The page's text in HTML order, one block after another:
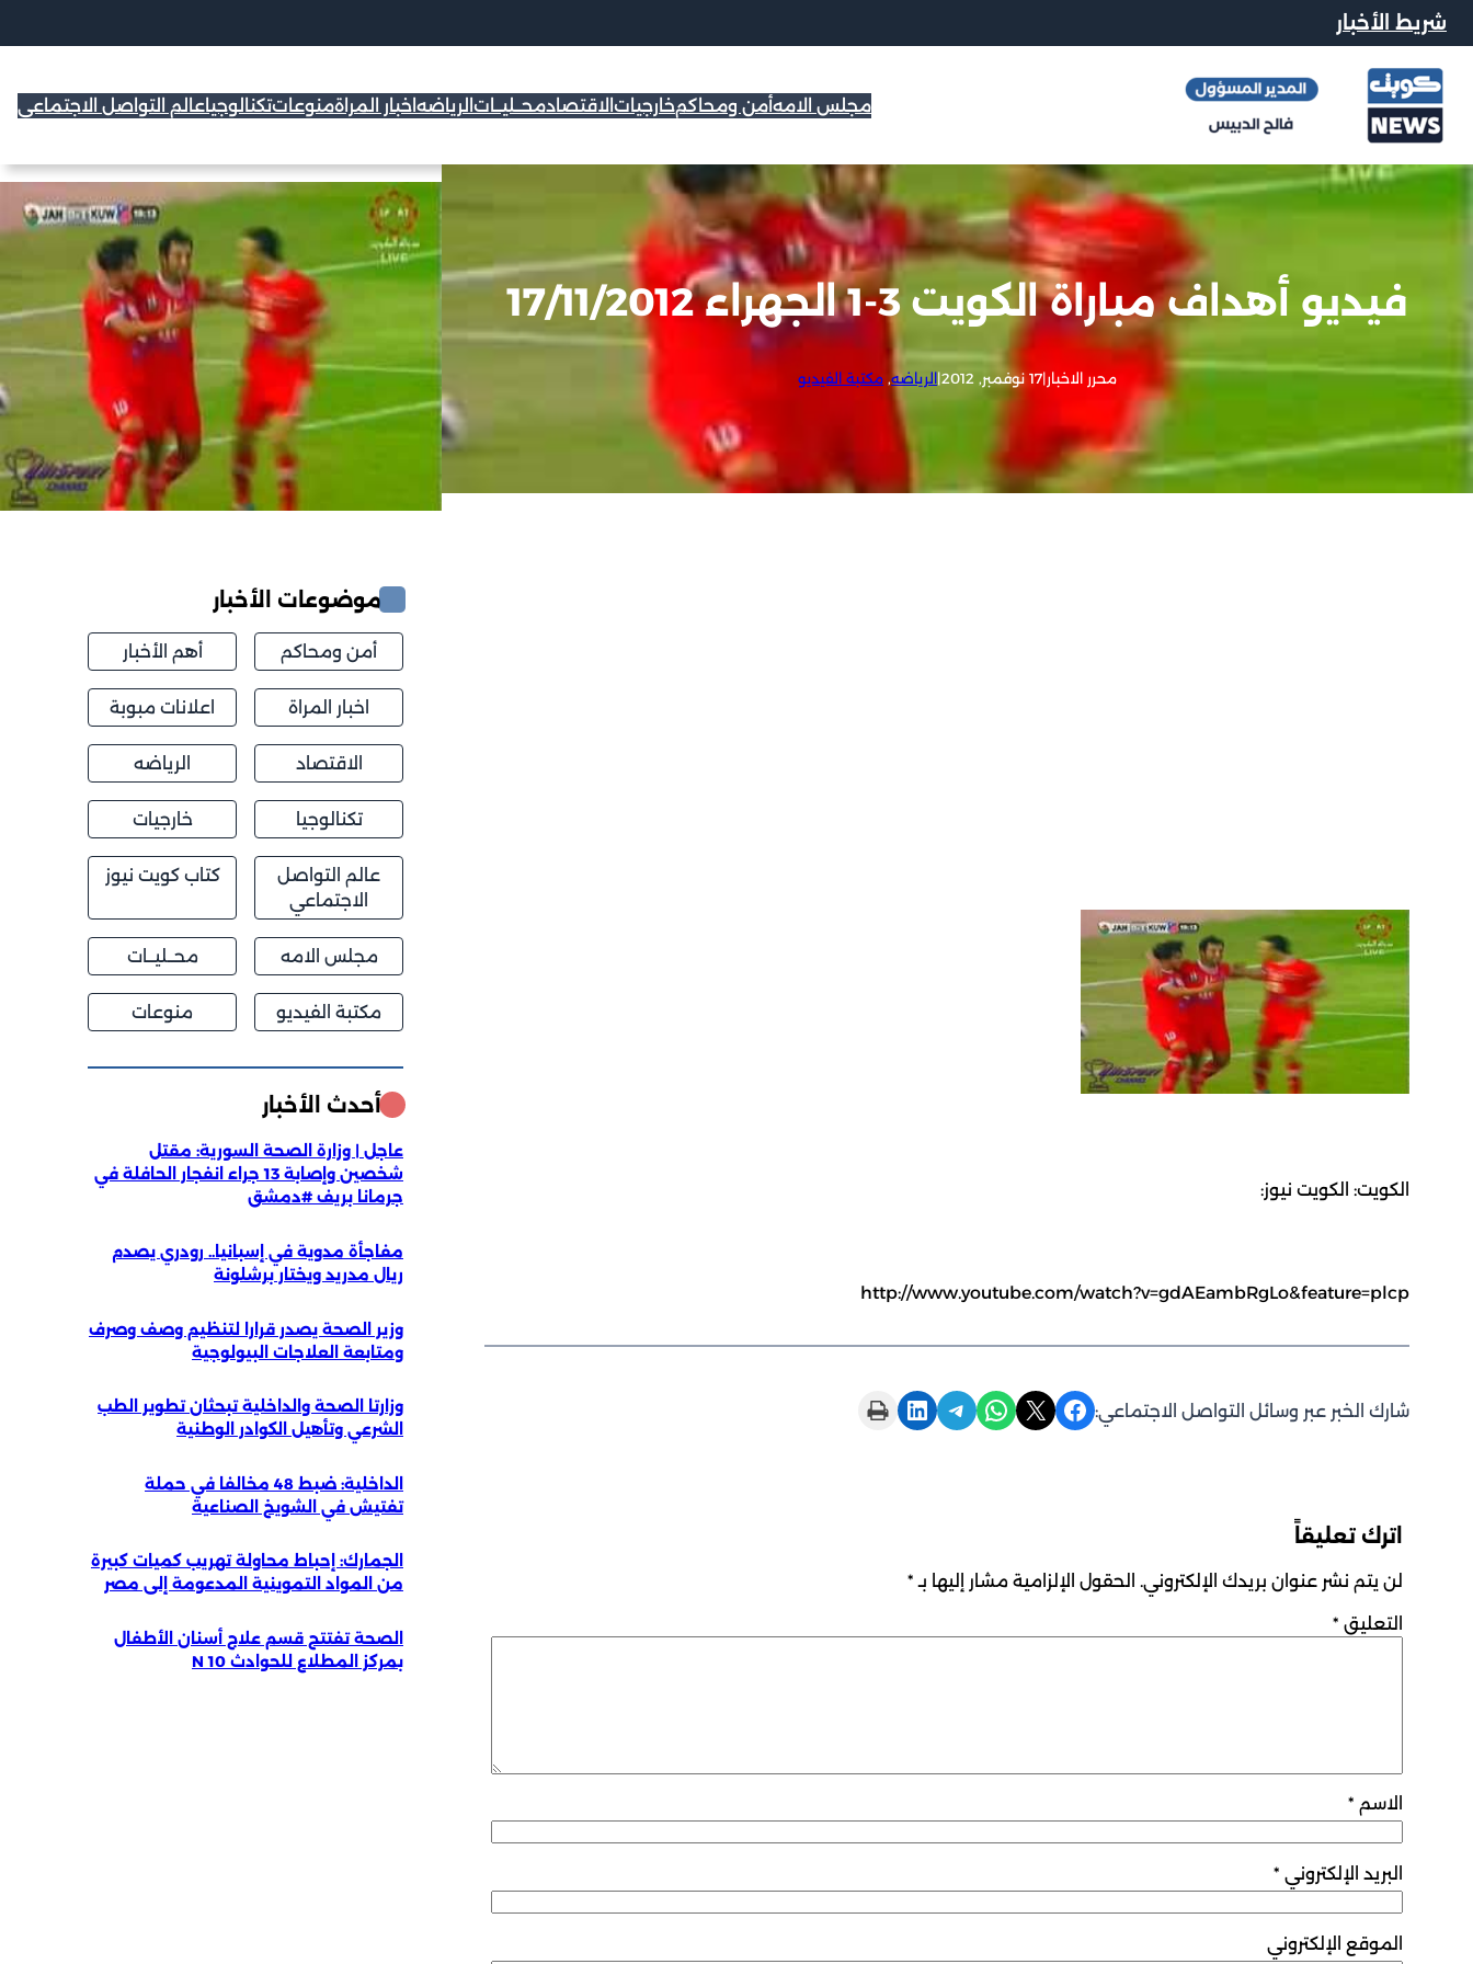
شريط الأخبار
مجلس الامهأمن ومحاكمخارجيات الاقتصادمحــليــات الرياضه اخبار المراةمنوعاتتكنالوجياعالم التواصل الاجتماعي
فيديو أهداف مباراة الكويت 3-1 الجهراء 17/11/2012
محرر الاخبار|17 نوفمبر, 2012 |الرياضه, مكتبة الفيديو
الكويت: الكويت نيوز:
http://www.youtube.com/watch?v=gdAEambRgLo&feature=plcp
شارك الخبر عبر وسائل التواصل الاجتماعي: Share on Facebook
Share on X
Share on WhatsApp
Share on Telegram
Share on LinkedIn
Print this Page
اترك تعليقاً
لن يتم نشر عنوان بريدك الإلكتروني. الحقول الإلزامية مشار إليها بـ *
التعليق *
الاسم *
البريد الإلكتروني *
الموقع الإلكتروني
موضوعات الأخبار
أمن ومحاكم أهم الأخبار
اخبار المراة اعلانات مبوبة
الاقتصاد الرياضه
تكنالوجيا خارجيات
عالم التواصل
الاجتماعي
كتاب كويت نيوز
مجلس الامه محــليــات
مكتبة الفيديو منوعات
أحدث الأخبار
عاجل | وزارة الصحة السورية: مقتل
شخصين وإصابة 13 جراء انفجار الحافلة في
جرمانا بريف #دمشق
مفاجأة مدوية في إسبانيا.. رودري يصدم
ريال مدريد ويختار برشلونة
وزير الصحة يصدر قرارا لتنظيم وصف وصرف
ومتابعة العلاجات البيولوجية
وزارتا الصحة والداخلية تبحثان تطوير الطب
الشرعي وتأهيل الكوادر الوطنية
الداخلية: ضبط 48 مخالفا في حملة
تفتيش في الشويخ الصناعية
الجمارك: إحباط محاولة تهريب كميات كبيرة
من المواد التموينية المدعومة إلى مصر
الصحة تفتتح قسم علاج أسنان الأطفال
بمركز المطلاع للحوادث 10 N